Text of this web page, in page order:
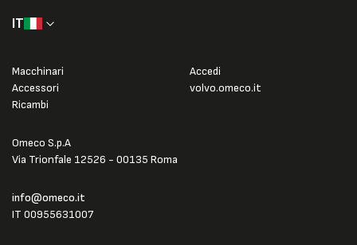
IT
Omeco S.p.A
Via Trionfale 12526 - 00135 Roma
info@omeco.it
IT 00955631007
Macchinari
Accessori
Ricambi
Accedi
volvo.omeco.it